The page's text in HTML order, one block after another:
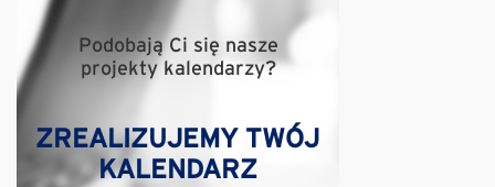
Podobają Ci się nasze
projekty kalendarzy?
ZREALIZUJEMY TWÓJ
KALENDARZ